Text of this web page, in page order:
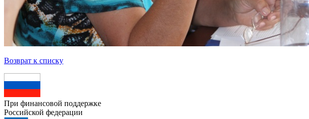
Возврат к списку
При финансовой поддержке
Российской федерации